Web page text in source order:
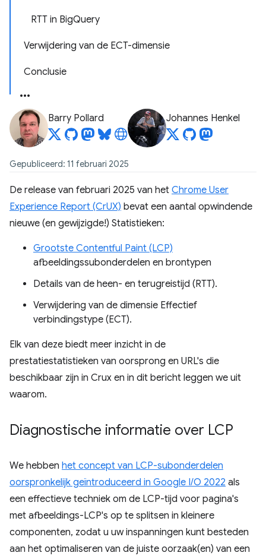
RTT in BigQuery
Verwijdering van de ECT-dimensie
Conclusie
Barry Pollard Johannes Henkel
Gepubliceerd: 11 februari 2025
De release van februari 2025 van het Chrome User
Experience Report (CrUX) bevat een aantal opwindende
nieuwe (en gewijzigde!) Statistieken:
Grootste Contentful Paint (LCP)
afbeeldingssubonderdelen en brontypen
Details van de heen- en terugreistijd (RTT).
Verwijdering van de dimensie Effectief
verbindingstype (ECT).
Elk van deze biedt meer inzicht in de
prestatiestatistieken van oorsprong en URL's die
beschikbaar zijn in Crux en in dit bericht leggen we uit
waarom.
Diagnostische informatie over LCP
We hebben het concept van LCP-subonderdelen
oorspronkelijk geïntroduceerd in Google I/O 2022 als
een effectieve techniek om de LCP-tijd voor pagina's
met afbeeldings-LCP's op te splitsen in kleinere
componenten, zodat u uw inspanningen kunt besteden
aan het optimaliseren van de juiste oorzaak(en) van een